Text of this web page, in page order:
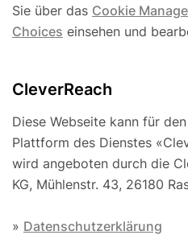
Sie über das Cookie
Choices einsehen und
CleverReach
Diese Webseite kann für
Plattform des Dienstes
wird angeboten durch die
KG, Mühlenstr. 43, 26180
» Datenschutzerklärung